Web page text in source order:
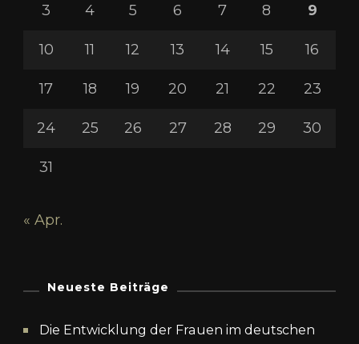
3 4 5 6 7 8 9
10 11 12 13 14 15 16
17 18 19 20 21 22 23
24 25 26 27 28 29 30
31
« Apr.
Neueste Beiträge
Die Entwicklung der Frauen im deutschen